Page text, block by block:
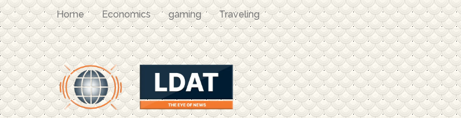
Home Economics gaming Traveling